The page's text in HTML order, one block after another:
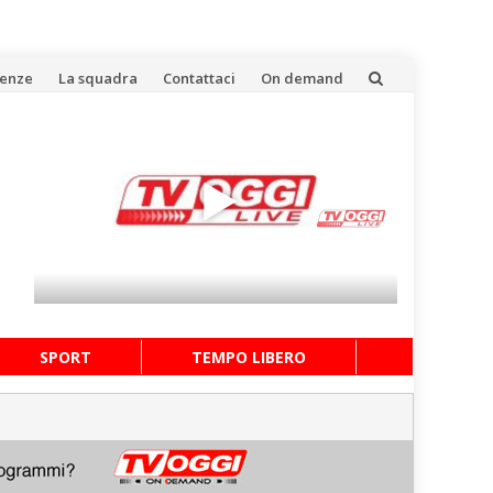
La squadra Contattaci On demand
SPORT TEMPO LIBERO